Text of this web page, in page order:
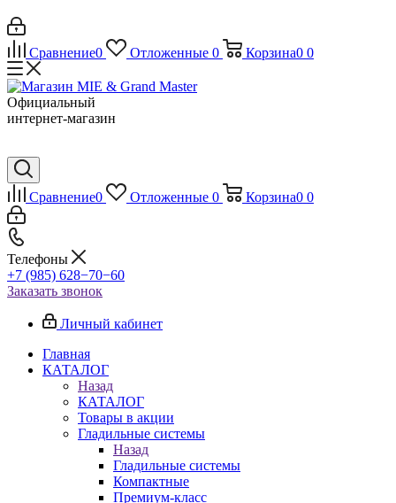
Сравнение0 Отложенные 0 Корзина0 0
Официальный
интернет-магазин
Сравнение0 Отложенные 0 Корзина0 0
Телефоны
+7 (985) 628−70−60
Заказать звонок
Личный кабинет
Главная
КАТАЛОГ
Назад
КАТАЛОГ
Товары в акции
Гладильные системы
Назад
Гладильные системы
Компактные
Премиум-класс